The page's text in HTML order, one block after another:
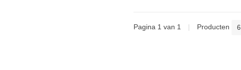
Pagina 1 van 1 | Producten 6